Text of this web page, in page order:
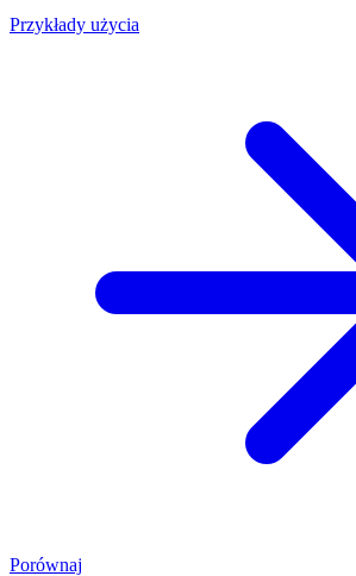
Przykłady użycia
Porównaj